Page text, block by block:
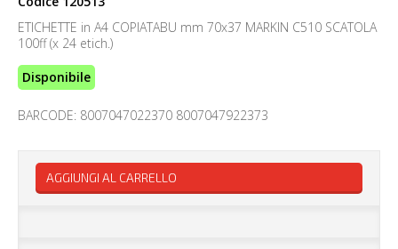
ETICHETTE in A4 COPIATABU mm 70x37 MARKIN C510 SCATOLA
100ff (x 24 etich.)
Disponibile
BARCODE: 8007047022370 8007047922373
AGGIUNGI AL CARRELLO